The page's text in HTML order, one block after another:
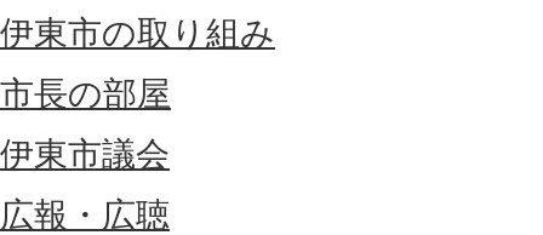
伊東市の取り組み
市長の部屋
伊東市議会
広報・広聴